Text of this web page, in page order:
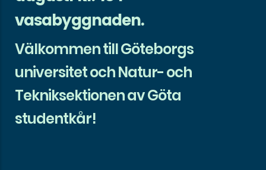
vasabyggnaden.
Välkommen till Göteborgs
universitet och Natur- och
Tekniksektionen av Göta
studentkår!